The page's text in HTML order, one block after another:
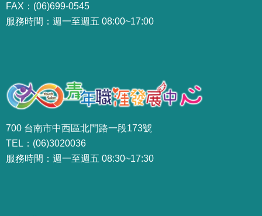
FAX：(06)699-0545
服務時間：週一至週五 08:00~17:00
700 台南市中西區北門路一段173號
TEL：(06)3020036
服務時間：週一至週五 08:30~17:30